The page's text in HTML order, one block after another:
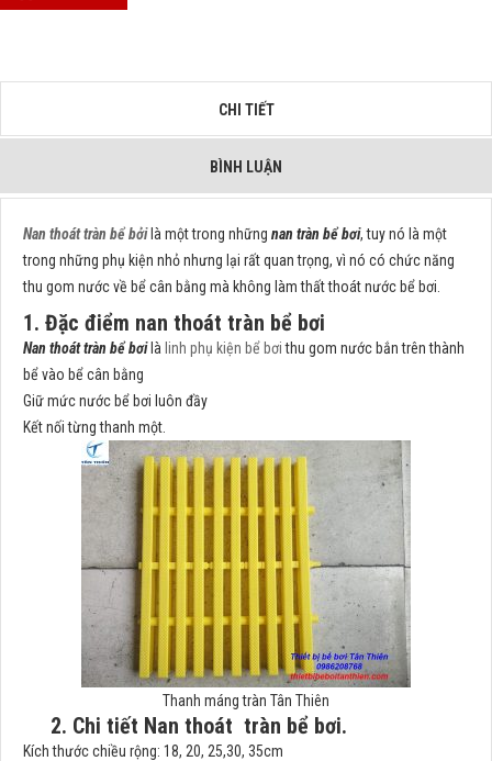
CHI TIẾT
BÌNH LUẬN
Nan thoát tràn bể bởilà một trong những nan tràn bể bơi, tuy nó là một
trong những phụ kiện nhỏ nhưng lại rất quan trọng, vì nó có chức năng
thu gom nước về bể cân bằng mà không làm thất thoát nước bể bơi.
1. Đặc điểm nan thoát tràn bể bơi
Nan thoát tràn bể bơilà linh phụ kiện bể bơithu gom nước bắn trên thành
bể vào bể cân bằng
Giữ mức nước bể bơi luôn đầy
Kết nối từng thanh một.
Thanh máng tràn Tân Thiên
2. Chi tiết Nan thoát tràn bể bơi.
Kích thước chiều rộng: 18, 20, 25,30, 35cm